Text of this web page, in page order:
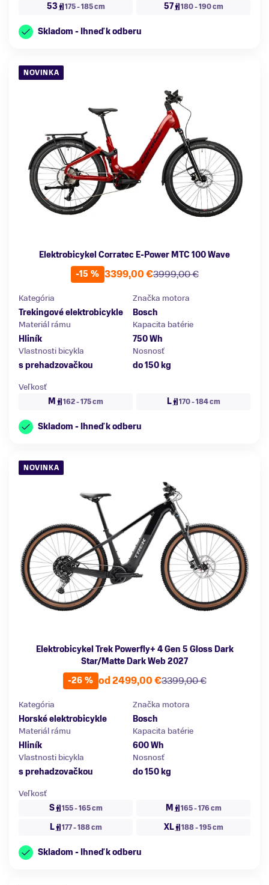
53 175 - 185 cm 57 180 - 190 cm
Skladom - Ihneď k odberu
NOVINKA
Elektrobicykel Corratec E-Power MTC 100 Wave
-15 %
3999,00 €
3399,00 €
Kategória
Trekingové elektrobicykle
Značka motora
Bosch
Materiál rámu
Hliník
Kapacita batérie
750 Wh
Vlastnosti bicykla
s prehadzovačkou
Nosnosť
do 150 kg
Veľkosť
M
162 - 175 cm L 170 - 184 cm
Skladom - Ihneď k odberu
NOVINKA
Elektrobicykel Trek Powerfly+ 4 Gen 5 Gloss Dark
Star/Matte Dark Web 2027
-26 %
3399,00 €
od 2499,00 €
Kategória
Horské elektrobicykle
Značka motora
Bosch
Materiál rámu
Hliník
Kapacita batérie
600 Wh
Vlastnosti bicykla
s prehadzovačkou
Nosnosť
do 150 kg
Veľkosť
S
155 - 165 cm M 165 - 176 cm
L 177 - 188 cm XL 188 - 195 cm
Skladom - Ihneď k odberu